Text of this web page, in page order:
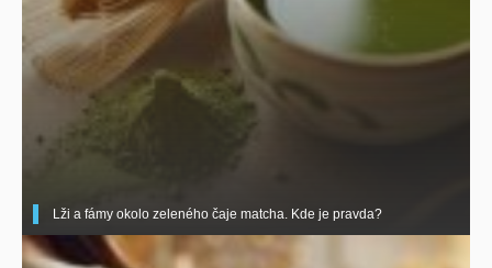
Lži a fámy okolo zeleného čaje matcha. Kde je pravda?